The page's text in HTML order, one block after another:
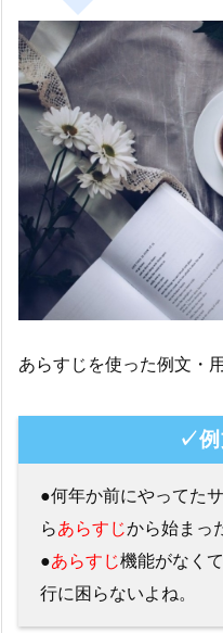
あらすじを使った例文・
✓例
●何年か前にやってた
らあらすじから始まっ
●あらすじ機能がなく
行に困らないよね。